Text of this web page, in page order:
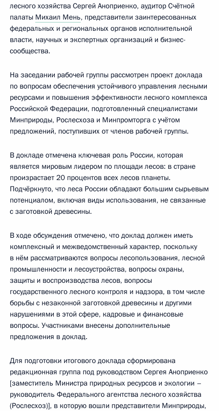
лесного хозяйства Сергей Аноприенко, аудитор Счётной
палаты Михаил Мень, представители заинтересованных
федеральных и региональных органов исполнительной
власти, научных и экспертных организаций и бизнес-
сообщества.
На заседании рабочей группы рассмотрен проект доклада
по вопросам обеспечения устойчивого управления лесными
ресурсами и повышения эффективности лесного комплекса
Российской Федерации, подготовленный специалистами
Минприроды, Рослесхоза и Минпромторга с учётом
предложений, поступивших от членов рабочей группы.
В докладе отмечена ключевая роль России, которая
является мировым лидером по площади лесов: в стране
произрастает 20 процентов всех лесов планеты.
Подчёркнуто, что леса России обладают большим сырьевым
потенциалом, включая виды использования, не связанные
с заготовкой древесины.
В ходе обсуждения отмечено, что доклад должен иметь
комплексный и межведомственный характер, поскольку
в нём рассматриваются вопросы лесопользования, лесной
промышленности и лесоустройства, вопросы охраны,
защиты и воспроизводства лесов, вопросы
государственного лесного контроля и надзора, в том числе
борьбы с незаконной заготовкой древесины и другими
нарушениями в этой сфере, кадровые и финансовые
вопросы. Участниками внесены дополнительные
предложения в доклад.
Для подготовки итогового доклада сформирована
редакционная группа под руководством Сергея Аноприенко
[заместитель Министра природных ресурсов и экологии –
руководитель Федерального агентства лесного хозяйства
(Рослесхоз)], в которую вошли представители Минприроды,